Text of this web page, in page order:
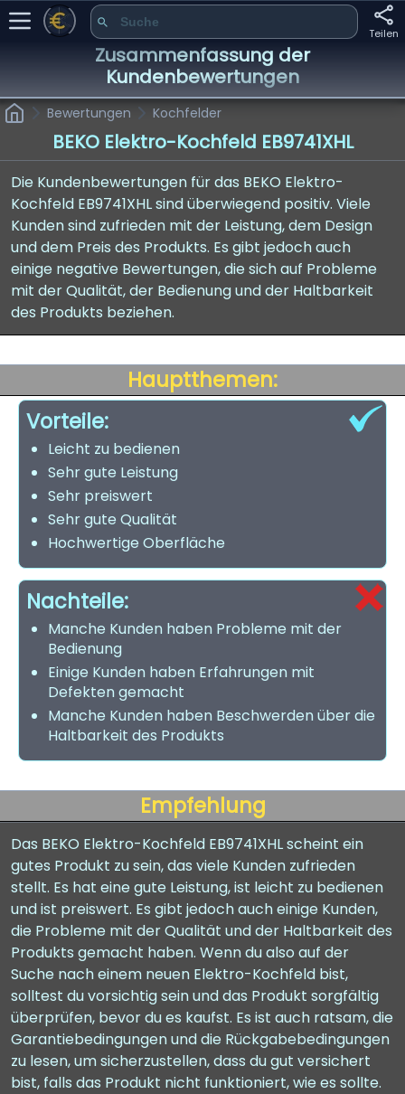
Teilen
Zusammenfassung der
Kundenbewertungen
Bewertungen Kochfelder
BEKO Elektro-Kochfeld EB9741XHL
Die Kundenbewertungen für das BEKO Elektro-
Kochfeld EB9741XHL sind überwiegend positiv. Viele
Kunden sind zufrieden mit der Leistung, dem Design
und dem Preis des Produkts. Es gibt jedoch auch
einige negative Bewertungen, die sich auf Probleme
mit der Qualität, der Bedienung und der Haltbarkeit
des Produkts beziehen.
Hauptthemen:
Vorteile:
Leicht zu bedienen
Sehr gute Leistung
Sehr preiswert
Sehr gute Qualität
Hochwertige Oberfläche
Nachteile:
Manche Kunden haben Probleme mit der
Bedienung
Einige Kunden haben Erfahrungen mit
Defekten gemacht
Manche Kunden haben Beschwerden über die
Haltbarkeit des Produkts
Empfehlung
Das BEKO Elektro-Kochfeld EB9741XHL scheint ein
gutes Produkt zu sein, das viele Kunden zufrieden
stellt. Es hat eine gute Leistung, ist leicht zu bedienen
und ist preiswert. Es gibt jedoch auch einige Kunden,
die Probleme mit der Qualität und der Haltbarkeit des
Produkts gemacht haben. Wenn du also auf der
Suche nach einem neuen Elektro-Kochfeld bist,
solltest du vorsichtig sein und das Produkt sorgfältig
überprüfen, bevor du es kaufst. Es ist auch ratsam, die
Garantiebedingungen und die Rückgabebedingungen
zu lesen, um sicherzustellen, dass du gut versichert
bist, falls das Produkt nicht funktioniert, wie es sollte.